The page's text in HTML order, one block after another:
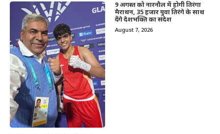
9 अगस्त को नारनौल में होगी तिरंगा
मैराथन, 35 हजार युवा तिरंगे के साथ
देंगे देशभक्ति का संदेश
August 7, 2026